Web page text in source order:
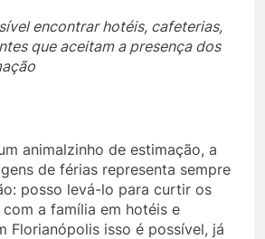
encontrar hotéis, cafeterias,
que aceitam a presença dos
animalzinho de estimação, a
de férias representa sempre
posso levá-lo para curtir os
a família em hotéis e
Florianópolis isso é possível, já